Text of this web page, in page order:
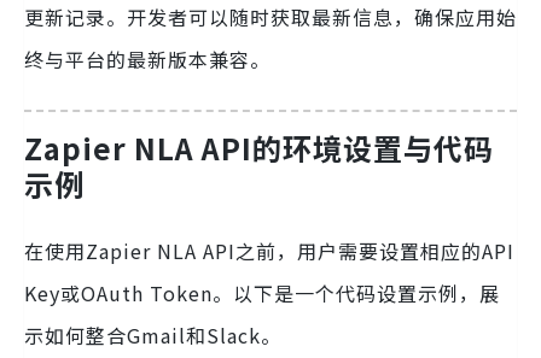
更新记录。开发者可以随时获取最新信息，确保应用始
终与平台的最新版本兼容。
Zapier NLA API的环境设置与代码
示例
在使用Zapier NLA API之前，用户需要设置相应的API
Key或OAuth Token。以下是一个代码设置示例，展
示如何整合Gmail和Slack。